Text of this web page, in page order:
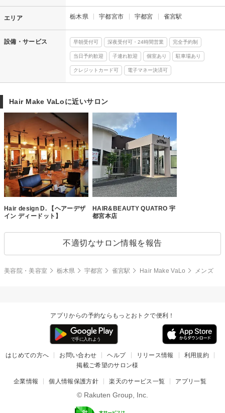
エリア 栃木県 宇都宮市 宇都宮 雀宮駅
設備・サービス 早朝受付可 深夜受付可・24時間営業 完全予約制
当日予約歓迎 子連れ歓迎 個室あり 駐車場あり
クレジットカード可 電子マネー決済可
Hair Make VaLoに近いサロン
Hair design D. 【ヘアーデザ
イン ディードット】
HAIR&BEAUTY QUATRO 宇
都宮本店
不適切なサロン情報を報告
美容院・美容室 栃木県 宇都宮 雀宮駅 Hair Make VaLo メンズ
アプリからの予約ならもっとおトクで便利！
はじめての方へ お問い合わせ ヘルプ リリース情報
利用規約
掲載ご希望のサロン様
企業情報 個人情報保護方針 楽天のサービス一覧 アプリ一覧
© Rakuten Group, Inc.